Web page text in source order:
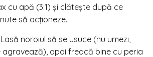
cu apă (3:1) și clătește după ce
să acționeze.
Lasă noroiul să se usuce (nu umezi,
apoi freacă bine cu peria